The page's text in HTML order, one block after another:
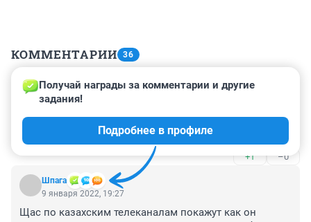
КОММЕНТАРИИ 36
Гость
9 января 2022, 23:40
О чём новость то?? 74 каждый рыг пук будете в ленту
+1 –0
Шпага
Получай награды за комментарии и другие
задания!
Подробнее в профиле
9 января 2022, 19:27
Щас по казахским телеканалам покажут как он